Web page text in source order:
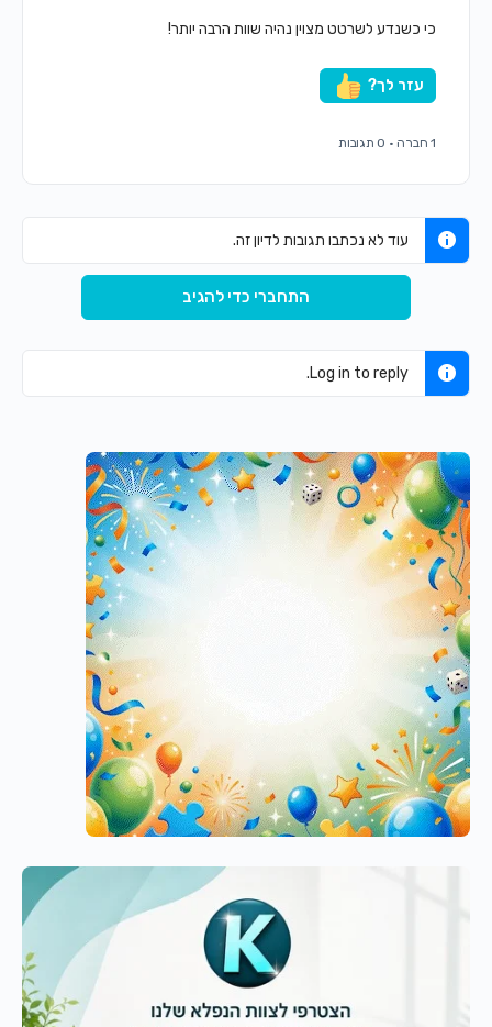
כי כשנדע לשרטט מצוין נהיה שוות הרבה יותר!
עזר לך?
· 0 תגובות
עוד לא נכתבו תגובות לדיון זה.
התחברי כדי להגיב
Log in to reply.